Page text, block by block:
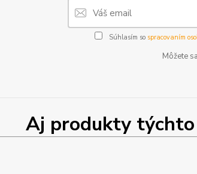
Súhlasím so spracovaním
Môžete
Aj produkty týchto